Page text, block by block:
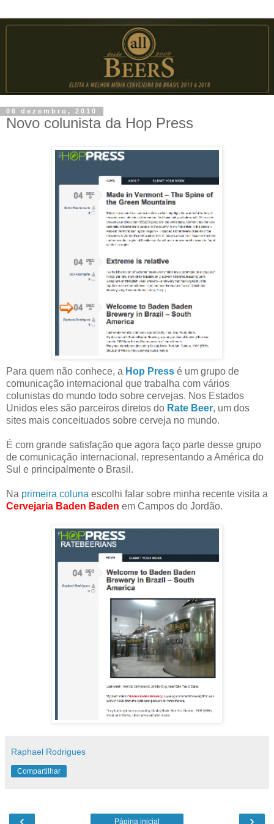
06 dezembro, 2010
Novo colunista da Hop Press
Para quem não conhece, a Hop Press é um grupo de
comunicação internacional que trabalha com vários
colunistas do mundo todo sobre cervejas. Nos Estados
Unidos eles são parceiros diretos do Rate Beer, um dos
sites mais conceituados sobre cerveja no mundo.
É com grande satisfação que agora faço parte desse grupo
de comunicação internacional, representando a América do
Sul e principalmente o Brasil.
Na primeira coluna escolhi falar sobre minha recente visita a
Cervejaria Baden Baden em Campos do Jordão.
Raphael Rodrigues
Compartilhar
Página inicial